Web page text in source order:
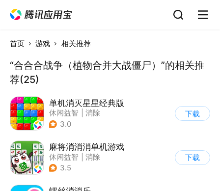
首页 游戏 相关推荐
“合合合战争（植物合并大战僵尸）”的相关推
荐(25)
单机消灭星星经典版
休闲益智
消除
3.0
下载
麻将消消消单机游戏
休闲益智
消除
3.5
下载